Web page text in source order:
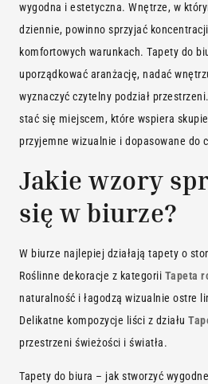
wygodna i estetyczna. Wnętrze, w
dziennie, powinno sprzyjać
komfortowych warunkach. Tapety do
uporządkować aranżację, nadać
wyznaczyć czytelny podział
stać się miejscem, które wspiera
przyjemne wizualnie i dopasowane do
Jakie wzory
się w biurze?
W biurze najlepiej działają tapety o
Roślinne dekoracje z kategorii Tapeta
naturalność i łagodzą wizualnie ostre
Delikatne kompozycje liści z działu
przestrzeni świeżości i światła.
Tapety do biura – jak stworzyć